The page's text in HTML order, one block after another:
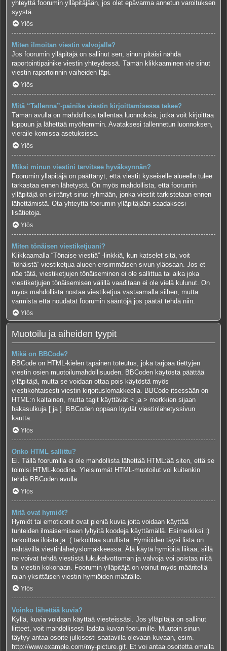
yhteyttä foorumin ylläpitäjään, jos olet epävarma annetun varoituksen
syystä.
Ylös
Miten ilmoitan viestin valvojalle?
Jos foorumin ylläpitäjä on sallinut sen, sinun pitäisi nähdä
raportointipainike viestin yhteydessä. Tämän klikkaaminen vie sinut
viestin raportoinnin vaiheiden läpi.
Ylös
Mitä “Tallenna”-painike viestin kirjoittamisessa tekee?
Tämän avulla on mahdollista tallentaa luonnoksia, jotka voit kirjoittaa
loppuun ja lähettää myöhemmin. Avataksesi tallennetun luonnoksen,
vieraile komissa asetuksissa.
Ylös
Miksi minun viestini tarvitsee hyväksynnän?
Foorumin ylläpitäjä on päättänyt, että viestit kyseiselle alueelle tulee
tarkastaa ennen lähetystä. On myös mahdollista, että foorumin
ylläpitäjä on siirtänyt sinut ryhmään, jonka viestit tarkistetaan ennen
lähettämistä. Ota yhteyttä foorumin ylläpitäjään saadaksesi
lisätietoja.
Ylös
Miten tönäisen viestiketjuani?
Klikkaamalla “Tönaise viestiä” -linkkiä, kun katselet sitä, voit
“tönäistä” viestiketjua alueen ensimmäisen sivun yläosaan. Jos et
näe tätä, viestiketjujen tönäiseminen ei ole sallittua tai aika joka
viestiketjujen tönäisemisen välillä vaaditaan ei ole vielä kulunut. On
myös mahdollista nostaa viestiketjua vastaamalla siihen, mutta
varmista että noudatat foorumin sääntöjä jos päätät tehdä niin.
Ylös
Muotoilu ja aiheiden tyypit
Mikä on BBCode?
BBCode on HTML-kielen tapainen toteutus, joka tarjoaa tiettyjen
viestin osien muotoilumahdollisuuden. BBCoden käytöstä päättää
ylläpitäjä, mutta se voidaan ottaa pois käytöstä myös
viestikohtaisesti viestin kirjoituslomakkeella. BBCode itsessään on
HTML:n kaltainen, mutta tagit käyttävät < ja > merkkien sijaan
hakasulkuja [ ja ]. BBCoden oppaan löydät viestinlähetyssivun
kautta.
Ylös
Onko HTML sallittu?
Ei. Tällä foorumilla ei ole mahdollista lähettää HTML:ää siten, että se
toimisi HTML-koodina. Yleisimmät HTML-muotoilut voi kuitenkin
tehdä BBCoden avulla.
Ylös
Mitä ovat hymiöt?
Hymiöt tai emoticonit ovat pieniä kuvia joita voidaan käyttää
tunteiden ilmaisemiseen lyhyitä koodeja käyttämällä. Esimerkiksi :)
tarkoittaa iloista ja :( tarkoittaa surullista. Hymiöiden täysi lista on
nähtävillä viestinlähetyslomakkeessa. Älä käytä hymiöitä liikaa, sillä
ne voivat tehdä viestistä lukukelvottoman ja valvoja voi poistaa niitä
tai viestin kokonaan. Foorumin ylläpitäjä on voinut myös määritellä
rajan yksittäisen viestin hymiöiden määrälle.
Ylös
Voinko lähettää kuvia?
Kyllä, kuvia voidaan käyttää viesteissäsi. Jos ylläpitäjä on sallinut
liitteet, voit mahdollisesti ladata kuvan foorumille. Muutoin sinun
täytyy antaa osoite julkisesti saatavilla olevaan kuvaan, esim.
http://www.example.com/my-picture.gif. Et voi antaa osoitetta omalla